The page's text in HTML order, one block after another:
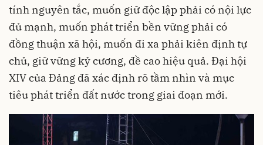
tính nguyên tắc, muốn giữ độc lập phải có nội lực
đủ mạnh, muốn phát triển bền vững phải có
đồng thuận xã hội, muốn đi xa phải kiên định tự
chủ, giữ vững kỷ cương, đề cao hiệu quả. Đại hội
XIV của Đảng đã xác định rõ tầm nhìn và mục
tiêu phát triển đất nước trong giai đoạn mới.